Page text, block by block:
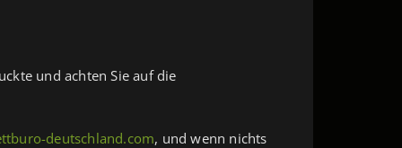
und achten Sie auf die
deutschland.com, und wenn nichts